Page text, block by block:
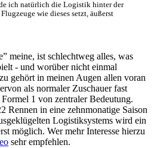
ich natürlich die Logistik hinter der
wie dieses setzt, äußerst
meine, ist schlechtweg alles, was
- und worüber nicht einmal
gehört in meinen Augen allen voran
als normaler Zuschauer fast
1 von zentraler Bedeutung.
Rennen in eine zehnmonatige Saison
Logistiksystems wird ein
möglich. Wer mehr Interesse hierzu
sehr empfehlen.